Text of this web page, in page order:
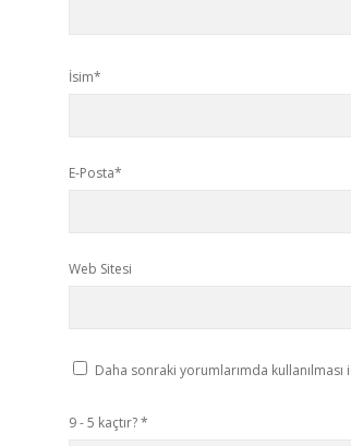
İsim*
E-Posta*
Web Sitesi
Daha sonraki yorumlarımda
9 - 5 kaçtır?*